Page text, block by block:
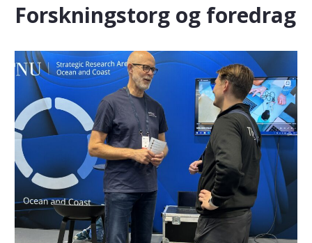
Forskningstorg og foredrag